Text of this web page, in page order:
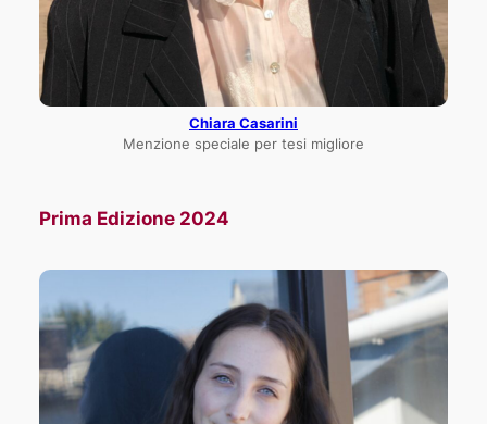
Chiara Casarini
Menzione speciale per tesi migliore
Prima Edizione 2024